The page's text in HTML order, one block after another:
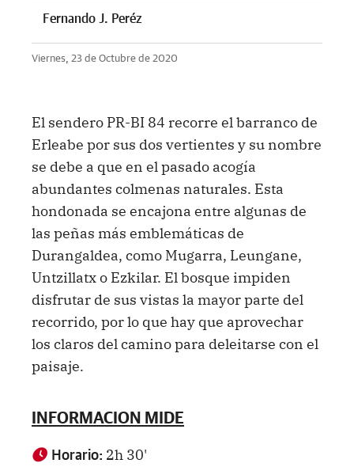
Fernando J. Peréz
Viernes, 23 de Octubre de 2020
El sendero PR-BI 84 recorre el barranco de
Erleabe por sus dos vertientes y su nombre
se debe a que en el pasado acogía
abundantes colmenas naturales. Esta
hondonada se encajona entre algunas de
las peñas más emblemáticas de
Durangaldea, como Mugarra, Leungane,
Untzillatx o Ezkilar. El bosque impiden
disfrutar de sus vistas la mayor parte del
recorrido, por lo que hay que aprovechar
los claros del camino para deleitarse con el
paisaje.
INFORMACION MIDE
Horario: 2h 30'